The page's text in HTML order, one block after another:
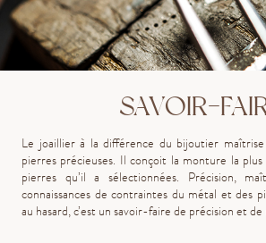
SAVOIR-
Le joaillier à la différence du bijoutier
pierres précieuses. Il conçoit la monture la
pierres qu’il a sélectionnées. Précision,
connaissances de contraintes du métal et des
au hasard, c’est un savoir-faire de précision et